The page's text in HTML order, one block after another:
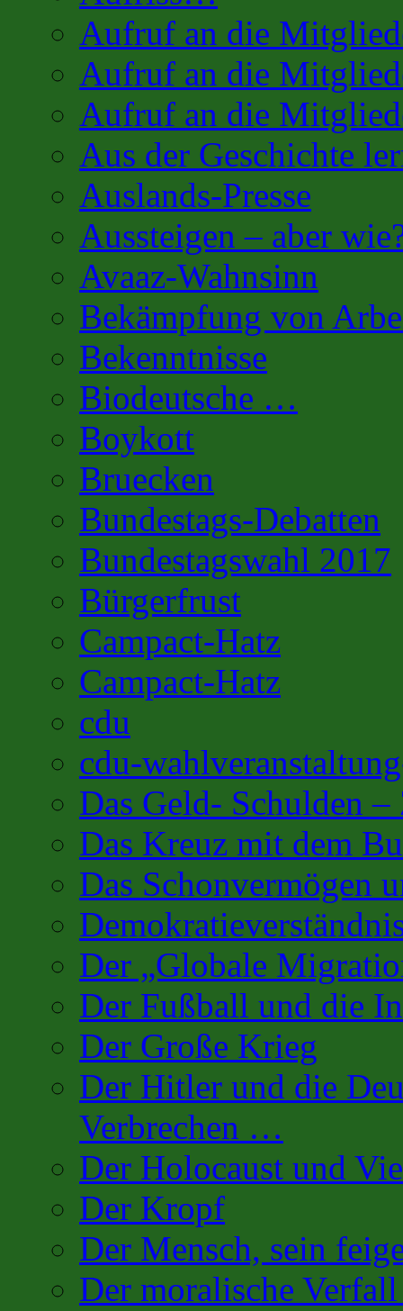
Aufruf an die
Aufruf an die
Aufruf an die
Aus der Geschichte
Auslands-Presse
Aussteigen – aber
Avaaz-Wahnsinn
Bekämpfung von
Bekenntnisse
Biodeutsche …
Boykott
Bruecken
Bundestags-Debatten
Bundestagswahl 2017
Bürgerfrust
Campact-Hatz
Campact-Hatz
cdu
cdu-
Das Geld- Schulden –
Das Kreuz mit dem
Das Schonvermögen
Der „Globale
Der Fußball und die
Der Große Krieg
Der Hitler und die
Verbrechen …
Der Holocaust und
Der Kropf
Der Mensch, sein
Der moralische